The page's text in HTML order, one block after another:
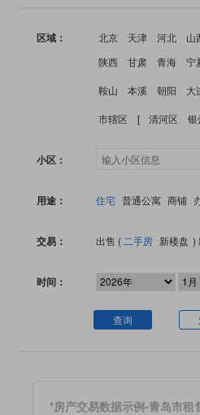
区域： 北京 天津 河北 山
陕西
甘肃 青海 宁
鞍山 本溪 朝阳 大
市辖区 [ 清河区 银
小区：
用途： 住宅 普通公寓 商铺
交易： 出售 ( 二手房 新楼盘 )
时间：
查询
*房产交易数据示例-青岛市租